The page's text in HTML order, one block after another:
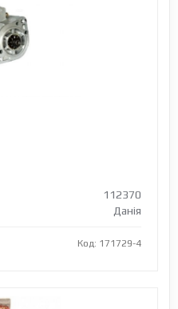
112370
Данія
Код: 171729-4